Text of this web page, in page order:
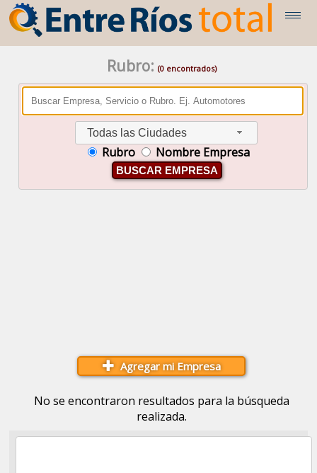
Rubro: (0 encontrados)
Todas las Ciudades
Rubro Nombre Empresa
BUSCAR EMPRESA
Agregar mi Empresa
No se encontraron resultados para la búsqueda
realizada.